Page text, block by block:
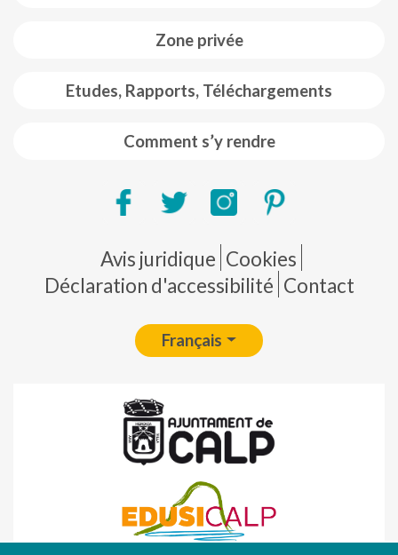
Zone privée
Etudes, Rapports, Téléchargements
Comment s’y rendre
Pie de página
Avis juridique Cookies
Déclaration d'accessibilité Contact
Français